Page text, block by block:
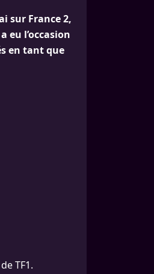
sur France 2,
eu l’occasion
en tant que
TF1.